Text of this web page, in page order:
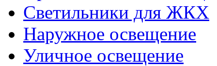
Светильники для ЖКХ
Наружное освещение
Уличное освещение